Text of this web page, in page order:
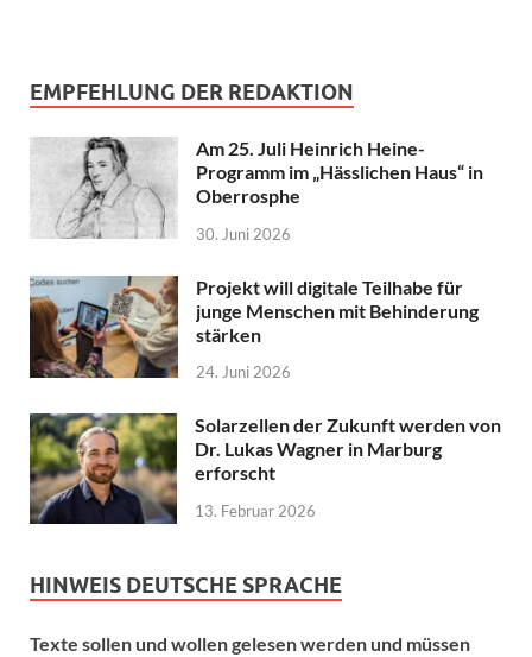
EMPFEHLUNG DER REDAKTION
Am 25. Juli Heinrich Heine-
Programm im „Hässlichen Haus“ in
Oberrosphe
30. Juni 2026
Projekt will digitale Teilhabe für
junge Menschen mit Behinderung
stärken
24. Juni 2026
Solarzellen der Zukunft werden von
Dr. Lukas Wagner in Marburg
erforscht
13. Februar 2026
HINWEIS DEUTSCHE SPRACHE
Texte sollen und wollen gelesen werden und müssen